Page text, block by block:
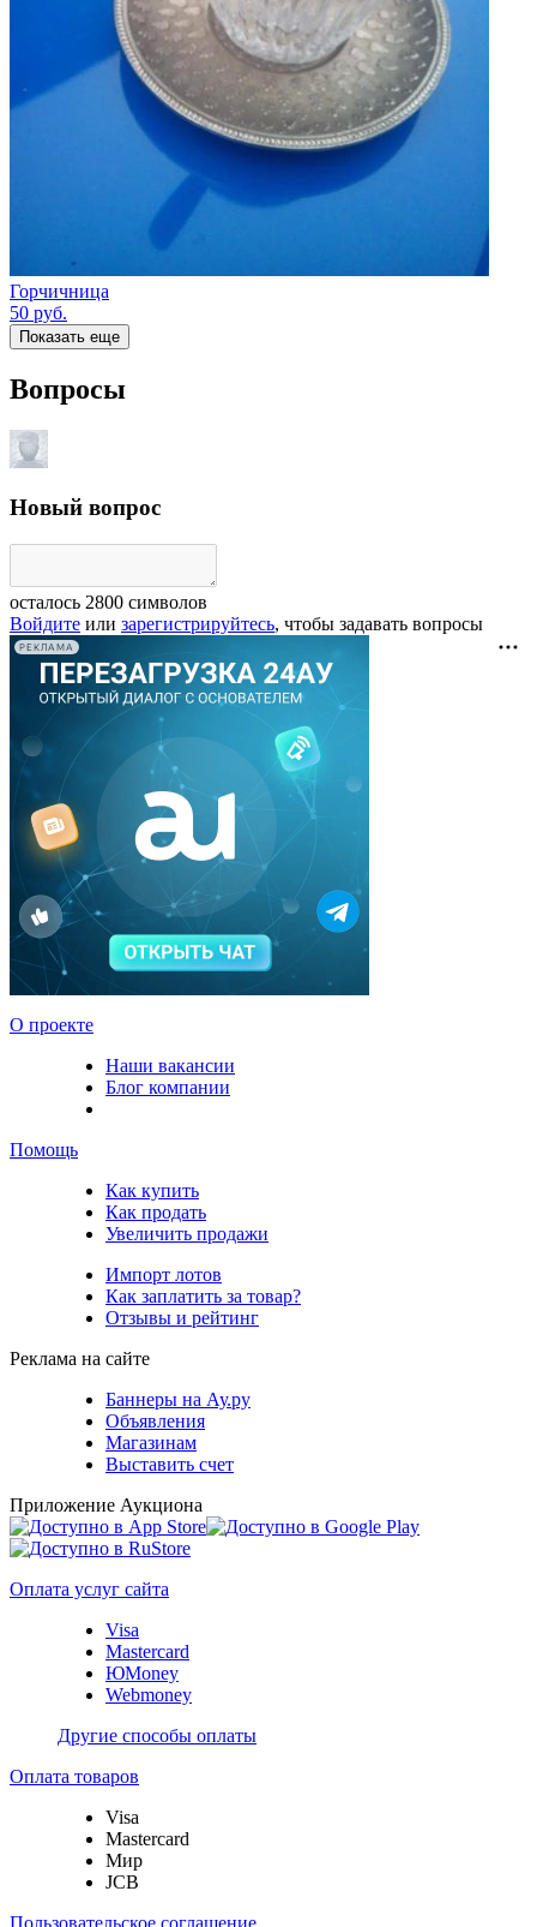
Горчичница
50 руб.
Показать еще
Вопросы
Новый вопрос
осталось 2800 символов
Войдите или зарегистрируйтесь, чтобы задавать вопросы
РЕКЛАМА
О проекте
Наши вакансии
Блог компании
Помощь
Как купить
Как продать
Увеличить продажи
Импорт лотов
Как заплатить за товар?
Отзывы и рейтинг
Реклама на сайте
Баннеры на Ау.ру
Объявления
Магазинам
Выставить счет
Приложение Аукциона
Оплата услуг сайта
Visa
Mastercard
ЮMoney
Webmoney
Другие способы оплаты
Оплата товаров
Visa
Mastercard
Мир
JCB
Пользовательское соглашение